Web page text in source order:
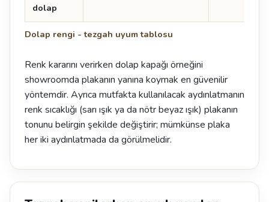
Dolap rengi - tezgah uyum tablosu
dolap
Renk kararını verirken dolap kapağı örneğini
showroomda plakanın yanına koymak en güvenilir
yöntemdir. Ayrıca mutfakta kullanılacak aydınlatmanın
renk sıcaklığı (sarı ışık ya da nötr beyaz ışık) plakanın
tonunu belirgin şekilde değiştirir; mümkünse plaka
her iki aydınlatmada da görülmelidir.